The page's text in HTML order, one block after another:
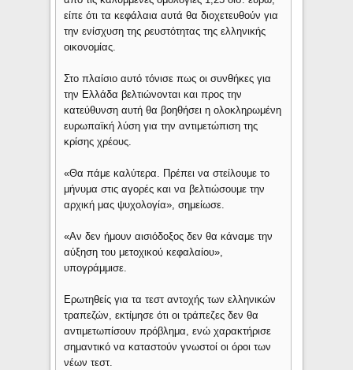
είπε ότι τα κεφάλαια αυτά θα διοχετευθούν για
την ενίσχυση της ρευστότητας της ελληνικής
οικονομίας.
Στο πλαίσιο αυτό τόνισε πως οι συνθήκες για
την Ελλάδα βελτιώνονται και προς την
κατεύθυνση αυτή θα βοηθήσει η ολοκληρωμένη
ευρωπαϊκή λύση για την αντιμετώπιση της
κρίσης χρέους.
«Θα πάμε καλύτερα. Πρέπει να στείλουμε το
μήνυμα στις αγορές και να βελτιώσουμε την
αρχική μας ψυχολογία», σημείωσε.
«Αν δεν ήμουν αισιόδοξος δεν θα κάναμε την
αύξηση του μετοχικού κεφαλαίου»,
υπογράμμισε.
Ερωτηθείς για τα τεστ αντοχής των ελληνικών
τραπεζών, εκτίμησε ότι οι τράπεζες δεν θα
αντιμετωπίσουν πρόβλημα, ενώ χαρακτήρισε
σημαντικό να καταστούν γνωστοί οι όροι των
νέων τεστ.